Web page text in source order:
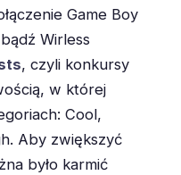
Game Boy
Wirless
, czyli konkursy
w której
Cool,
Aby zwiększyć
było karmić